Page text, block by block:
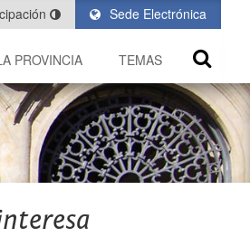
Sede Electrónica
PROVINCIA TEMAS